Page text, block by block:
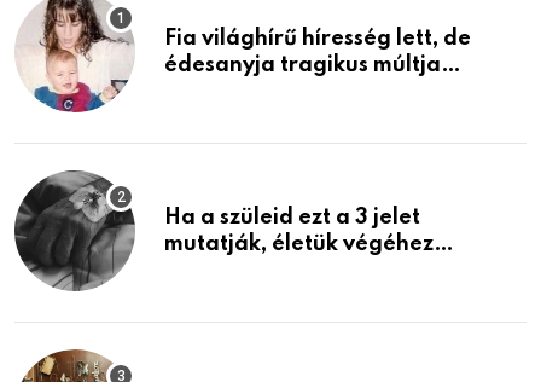
Fia világhírű híresség lett, de
édesanyja tragikus múltja
Ha a szüleid ezt a 3 jelet
mutatják, életük végéhez